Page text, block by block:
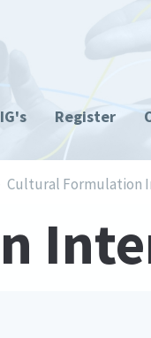
Register
Cultural Formulation